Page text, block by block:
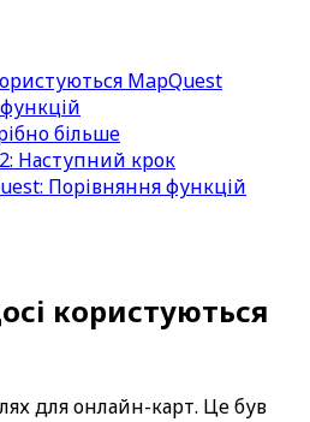
MapQuest
більше
Наступний крок
Порівняння функцій
користуються
для онлайн-карт. Це був